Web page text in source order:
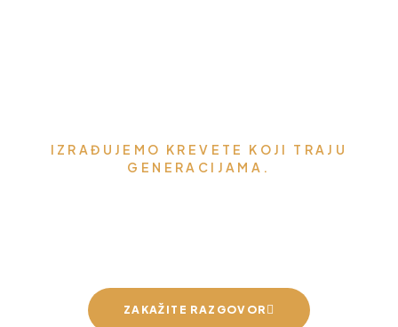
IZRAĐUJEMO KREVETE KOJI TRAJU
GENERACIJAMA.
ZAKAŽITE RAZGOVOR